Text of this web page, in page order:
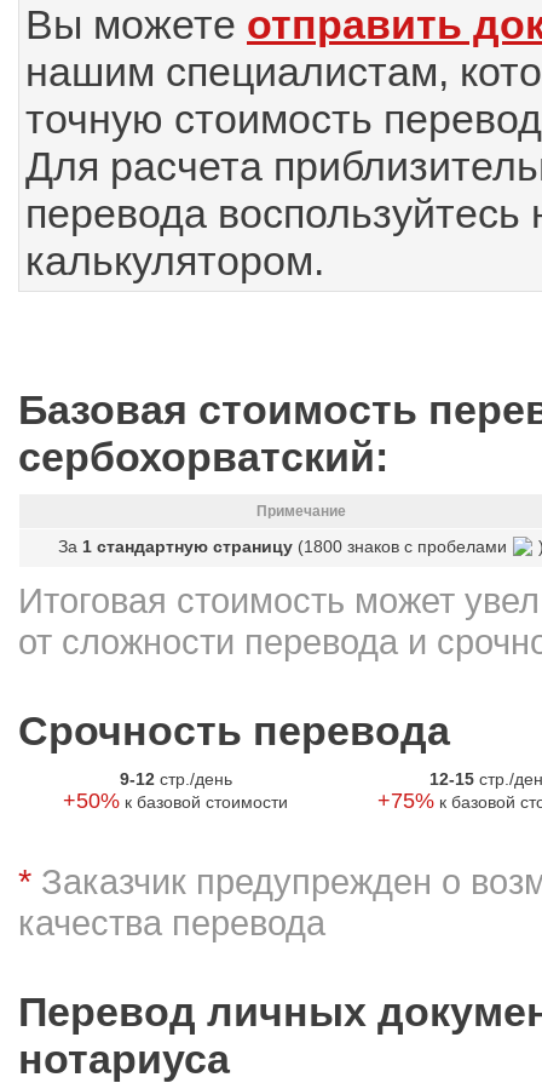
Вы можете отправить
нашим специалистам,
точную стоимость
Для расчета
перевода
калькулятором.
Базовая стоимость
cербохорватский:
Примечание
За 1 стандартную страницу (1800 знаков с пробелами
Итоговая стоимость может
от сложности перевода и
Срочность перевода
9-12стр./день
+50% к базовой стоимости
12-15стр./
+75% к базовой
* Заказчик предупрежден о
качества перевода
Перевод личных
нотариуса